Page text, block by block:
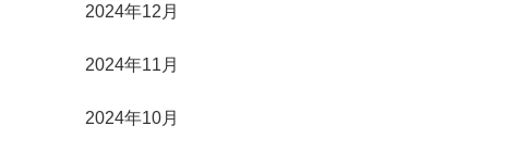
2024年12月
2024年11月
2024年10月